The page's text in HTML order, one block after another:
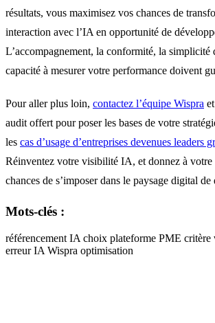
résultats, vous maximisez vos chances de
interaction avec l’IA en opportunité de
L’accompagnement, la conformité, la simplicité
capacité à mesurer votre performance doivent
Pour aller plus loin, contactez l’équipe Wispra
audit offert pour poser les bases de votre
les cas d’usage d’entreprises devenues leaders
Réinventez votre visibilité IA, et donnez à votre
chances de s’imposer dans le paysage digital de
Mots-clés :
référencement IA choix plateforme PME critère
erreurIA Wispra optimisation